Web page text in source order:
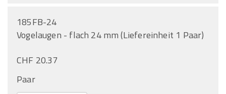
185FB-24
Vogelaugen - flach 24 mm (Liefereinheit 1 Paar)
CHF 20.37
Paar